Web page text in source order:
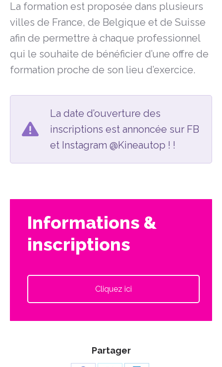
La formation est proposée dans plusieurs
villes de France, de Belgique et de Suisse
afin de permettre à chaque professionnel
qui le souhaite de bénéficier d’une offre de
formation proche de son lieu d’exercice.
La date d’ouverture des
inscriptions est annoncée sur FB
et Instagram @Kineautop ! !
Informations &
inscriptions
Cliquez ici
Partager